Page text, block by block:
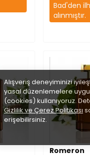
Alışveriş deneyiminizi
yasal düzenlemelere
(cookies) kullanıyoruz.
Gizlilik ve Çerez Politikası
erişebilirsiniz.
Bad'den
alınmıştır.
Romeron